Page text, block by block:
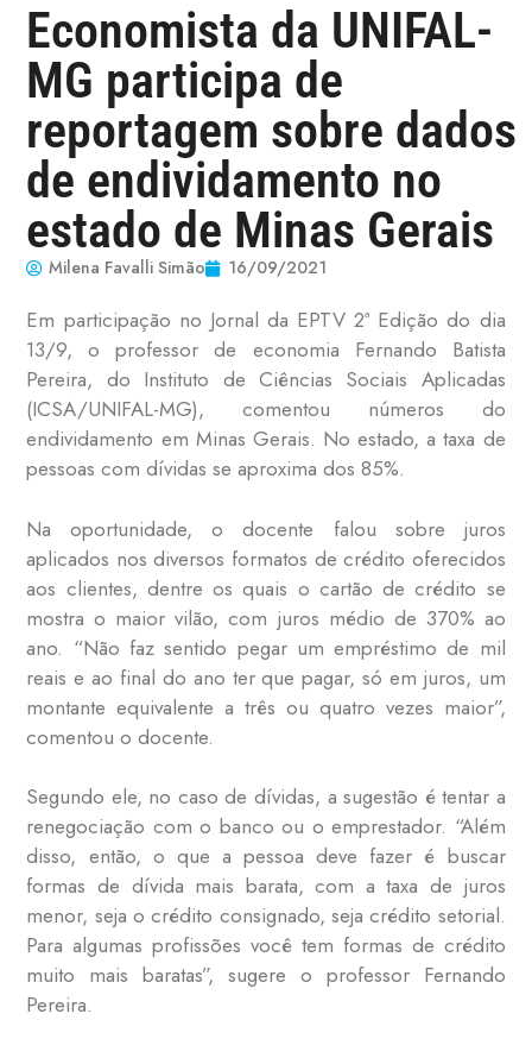
Economista da UNIFAL-
MG participa de
reportagem sobre dados
de endividamento no
estado de Minas Gerais
Milena Favalli Simão 16/09/2021
Em participação no Jornal da EPTV 2ª Edição do dia
13/9, o professor de economia Fernando Batista
Pereira, do Instituto de Ciências Sociais Aplicadas
(ICSA/UNIFAL-MG), comentou números do
endividamento em Minas Gerais. No estado, a taxa de
pessoas com dívidas se aproxima dos 85%.
Na oportunidade, o docente falou sobre juros
aplicados nos diversos formatos de crédito oferecidos
aos clientes, dentre os quais o cartão de crédito se
mostra o maior vilão, com juros médio de 370% ao
ano. “Não faz sentido pegar um empréstimo de mil
reais e ao final do ano ter que pagar, só em juros, um
montante equivalente a três ou quatro vezes maior”,
comentou o docente.
Segundo ele, no caso de dívidas, a sugestão é tentar a
renegociação com o banco ou o emprestador. “Além
disso, então, o que a pessoa deve fazer é buscar
formas de dívida mais barata, com a taxa de juros
menor, seja o crédito consignado, seja crédito setorial.
Para algumas profissões você tem formas de crédito
muito mais baratas”, sugere o professor Fernando
Pereira.